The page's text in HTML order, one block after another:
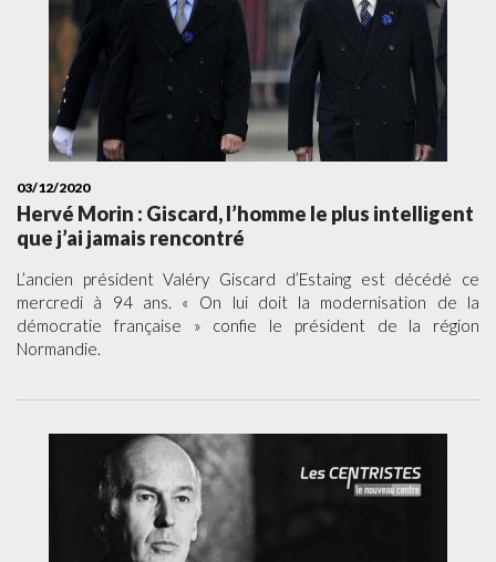
03/12/2020
Hervé Morin : Giscard, l’homme le plus intelligent
que j’ai jamais rencontré
L’ancien président Valéry Giscard d’Estaing est décédé ce
mercredi à 94 ans. « On lui doit la modernisation de la
démocratie française » confie le président de la région
Normandie.